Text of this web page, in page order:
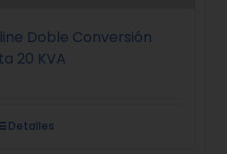
Doble Conversión
20 KVA
Detalles